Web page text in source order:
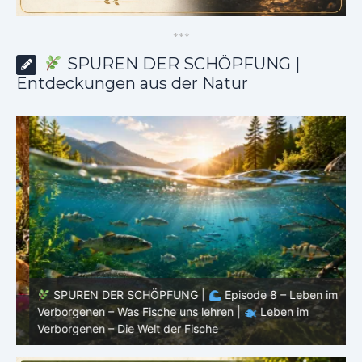
***
SPUREN DER SCHÖPFUNG |
Entdeckungen aus der Natur
SPUREN DER SCHÖPFUNG |
Episode 8 – Leben im
Verborgenen – Was Fische uns lehren |
Leben im
Verborgenen – Die Welt der Fische